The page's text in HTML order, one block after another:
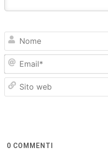
0 COMMENTI